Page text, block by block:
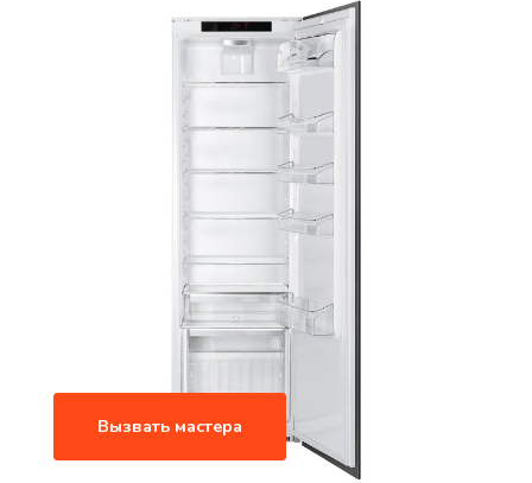
Вызвать мастера